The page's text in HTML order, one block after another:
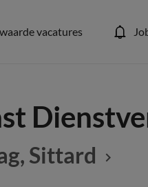
vacatures
Sittard